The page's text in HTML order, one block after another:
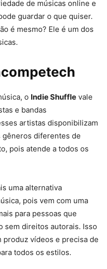
de músicas online e
guardar o que quiser.
é mesmo? Ele é um dos
o Indie Shuffle vale
e bandas
artistas disponibilizam
gêneros diferentes de
pois atende a todos os
uma alternativa
pois vem com uma
para pessoas que
sem direitos autorais. Isso
vídeos e precisa de
todos os estilos.